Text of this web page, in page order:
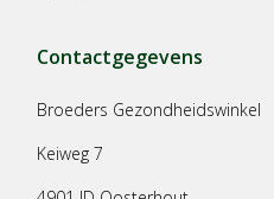
Contactgegevens
Broeders Gezondheidswinkel
Keiweg 7